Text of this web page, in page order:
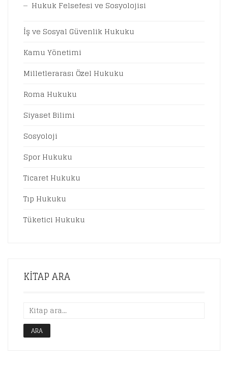
Hukuk Felsefesi ve Sosyolojisi
İş ve Sosyal Güvenlik Hukuku
Kamu Yönetimi
Milletlerarası Özel Hukuku
Roma Hukuku
Siyaset Bilimi
Sosyoloji
Spor Hukuku
Ticaret Hukuku
Tıp Hukuku
Tüketici Hukuku
KITAP ARA
ARA